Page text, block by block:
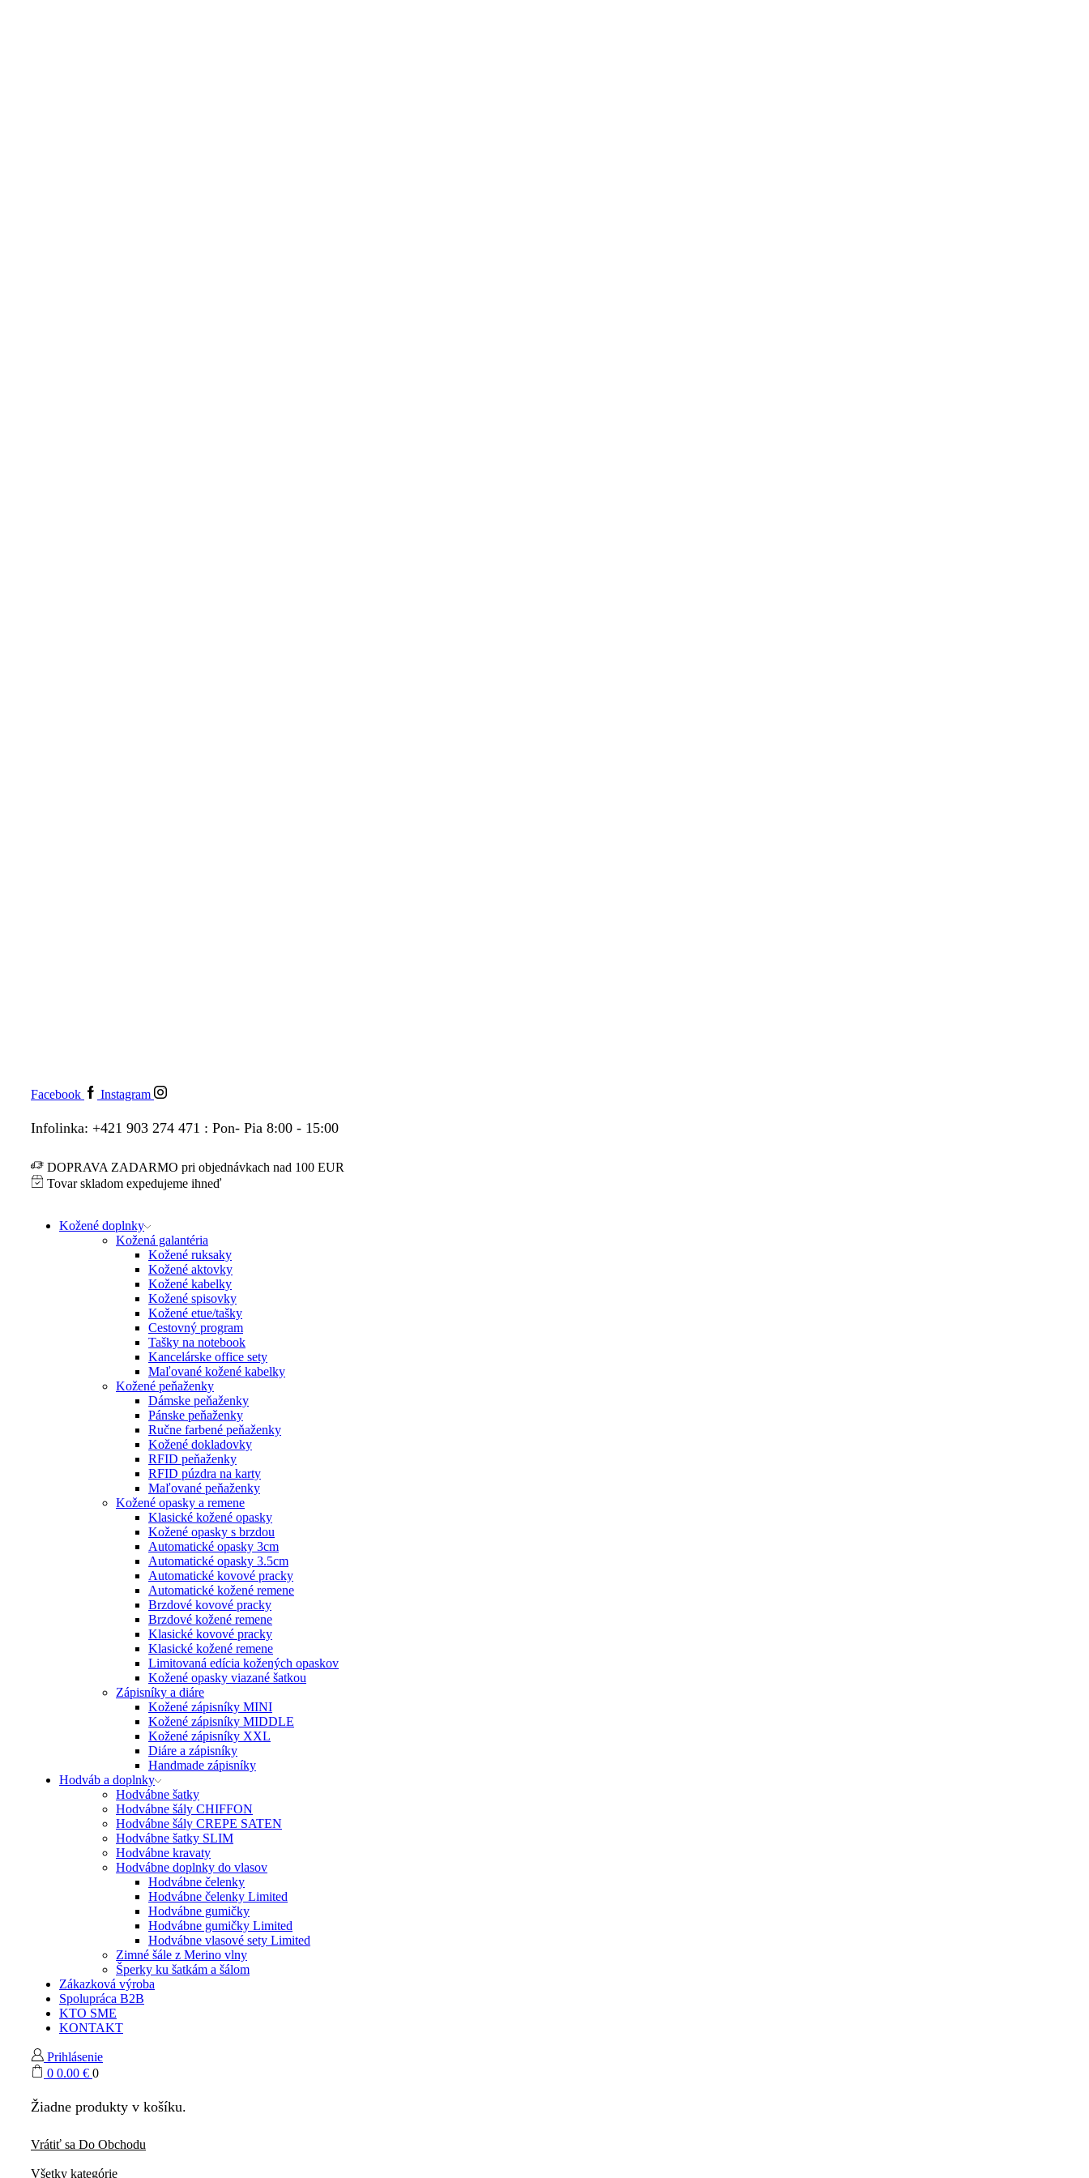
Facebook Instagram
Infolinka: +421 903 274 471 : Pon- Pia 8:00 - 15:00
DOPRAVA ZADARMO pri objednávkach nad 100 EUR
Tovar skladom expedujeme ihneď
Kožené doplnky
Kožená galantéria
Kožené ruksaky
Kožené aktovky
Kožené kabelky
Kožené spisovky
Kožené etue/tašky
Cestovný program
Tašky na notebook
Kancelárske office sety
Maľované kožené kabelky
Kožené peňaženky
Dámske peňaženky
Pánske peňaženky
Ručne farbené peňaženky
Kožené dokladovky
RFID peňaženky
RFID púzdra na karty
Maľované peňaženky
Kožené opasky a remene
Klasické kožené opasky
Kožené opasky s brzdou
Automatické opasky 3cm
Automatické opasky 3.5cm
Automatické kovové pracky
Automatické kožené remene
Brzdové kovové pracky
Brzdové kožené remene
Klasické kovové pracky
Klasické kožené remene
Limitovaná edícia kožených opaskov
Kožené opasky viazané šatkou
Zápisníky a diáre
Kožené zápisníky MINI
Kožené zápisníky MIDDLE
Kožené zápisníky XXL
Diáre a zápisníky
Handmade zápisníky
Hodváb a doplnky
Hodvábne šatky
Hodvábne šály CHIFFON
Hodvábne šály CREPE SATEN
Hodvábne šatky SLIM
Hodvábne kravaty
Hodvábne doplnky do vlasov
Hodvábne čelenky
Hodvábne čelenky Limited
Hodvábne gumičky
Hodvábne gumičky Limited
Hodvábne vlasové sety Limited
Zimné šále z Merino vlny
Šperky ku šatkám a šálom
Zákazková výroba
Spolupráca B2B
KTO SME
KONTAKT
Prihlásenie
0 0.00 € 0
Žiadne produkty v košíku.
Vrátiť sa Do Obchodu
Všetky kategórie